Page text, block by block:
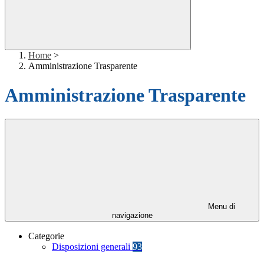
Home >
Amministrazione Trasparente
Amministrazione Trasparente
Menu di
navigazione
Categorie
Disposizioni generali 93